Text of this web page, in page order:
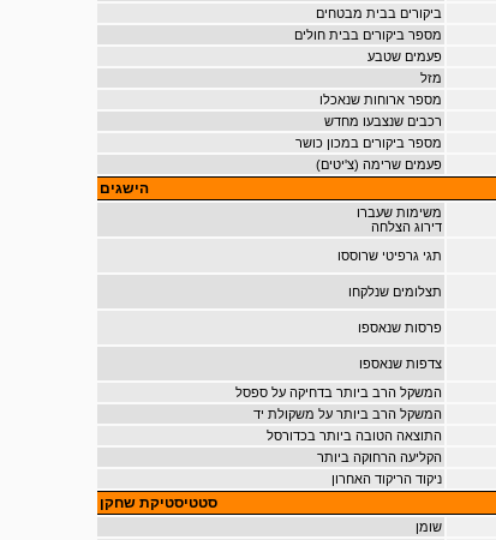
ביקורים בבית מבטחים
מספר ביקורים בבית חולים
פעמים שטבע
מזל
מספר ארוחות שנאכלו
רכבים שנצבעו מחדש
מספר ביקורים במכון כושר
פעמים שרימה (צ'יטים)
הישגים
משימות שעברו
דירוג הצלחה
תגי גרפיטי שרוססו
תצלומים שנלקחו
פרסות שנאספו
צדפות שנאספו
המשקל הרב ביותר בדחיקה על ספסל
המשקל הרב ביותר על משקולת יד
התוצאה הטובה ביותר בכדורסל
הקליעה הרחוקה ביותר
ניקוד הריקוד האחרון
סטטיסטיקת שחקן
שומן